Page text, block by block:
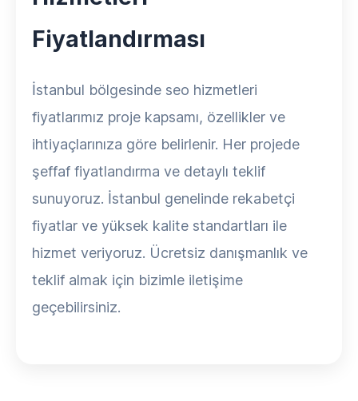
Fiyatlandırması
İstanbul bölgesinde seo hizmetleri
fiyatlarımız proje kapsamı, özellikler ve
ihtiyaçlarınıza göre belirlenir. Her projede
şeffaf fiyatlandırma ve detaylı teklif
sunuyoruz. İstanbul genelinde rekabetçi
fiyatlar ve yüksek kalite standartları ile
hizmet veriyoruz. Ücretsiz danışmanlık ve
teklif almak için bizimle iletişime
geçebilirsiniz.